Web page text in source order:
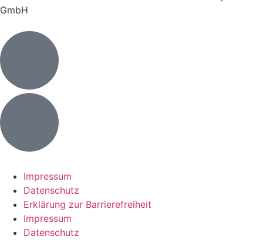
GmbH
Impressum
Datenschutz
Erklärung zur Barrierefreiheit
Impressum
Datenschutz